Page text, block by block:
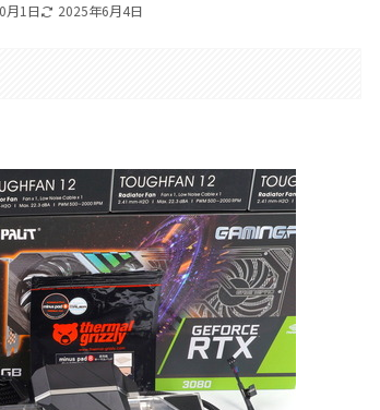
月1日 2025年6月4日